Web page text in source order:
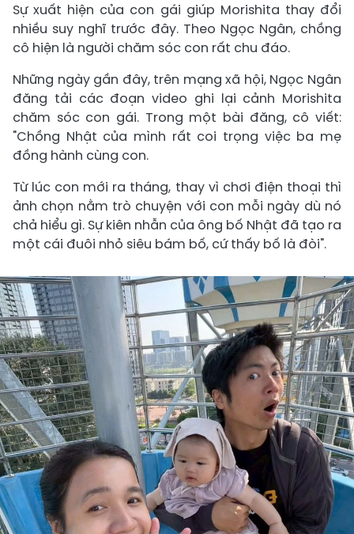
Sự xuất hiện của con gái giúp Morishita thay đổi
nhiều suy nghĩ trước đây. Theo Ngọc Ngân, chồng
cô hiện là người chăm sóc con rất chu đáo.
Những ngày gần đây, trên mạng xã hội, Ngọc Ngân
đăng tải các đoạn video ghi lại cảnh Morishita
chăm sóc con gái. Trong một bài đăng, cô viết:
"Chồng Nhật của mình rất coi trọng việc ba mẹ
đồng hành cùng con.
Từ lúc con mới ra tháng, thay vì chơi điện thoại thì
ảnh chọn nằm trò chuyện với con mỗi ngày dù nó
chả hiểu gì. Sự kiên nhẫn của ông bố Nhật đã tạo ra
một cái đuôi nhỏ siêu bám bố, cứ thấy bố là đòi".